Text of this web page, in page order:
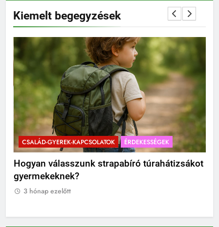
Kiemelt begegyzések
CSALÁD-GYEREK-KAPCSOLATOK ÉRDEKESSÉGEK
Hogyan válasszunk strapabíró túrahátizsákot
gyermekeknek?
3 hónap ezelőtt